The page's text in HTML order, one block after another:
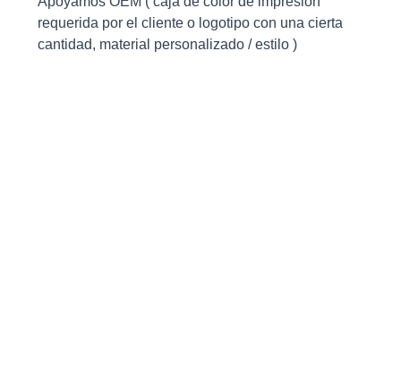
requerida por el cliente o logotipo con una cierta
cantidad, material personalizado / estilo )